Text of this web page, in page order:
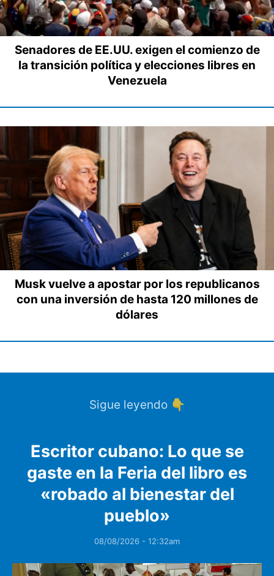
Senadores de EE.UU. exigen el comienzo de
la transición política y elecciones libres en
Venezuela
Musk vuelve a apostar por los republicanos
con una inversión de hasta 120 millones de
dólares
Sigue leyendo 👇